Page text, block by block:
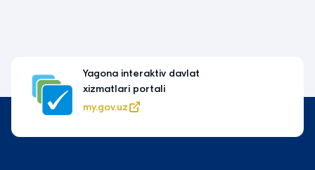
Yagona interaktiv davlat
xizmatlari portali
my.gov.uz